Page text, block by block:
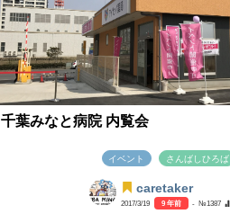
千葉みなと病院 内覧会
イベント さんばしひろば
caretaker
2017/3/19 9 年前 - №1387